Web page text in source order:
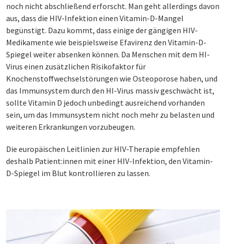
noch nicht abschließend erforscht. Man geht allerdings davon
aus, dass die HIV-Infektion einen Vitamin-D-Mangel
begünstigt. Dazu kommt, dass einige der gängigen HIV-
Medikamente wie beispielsweise Efavirenz den Vitamin-D-
Spiegel weiter absenken können. Da Menschen mit dem HI-
Virus einen zusätzlichen Risikofaktor für
Knochenstoffwechselstörungen wie Osteoporose haben, und
das Immunsystem durch den HI-Virus massiv geschwächt ist,
sollte Vitamin D jedoch unbedingt ausreichend vorhanden
sein, um das Immunsystem nicht noch mehr zu belasten und
weiteren Erkrankungen vorzubeugen.
Die europäischen Leitlinien zur HIV-Therapie empfehlen
deshalb Patient:innen mit einer HIV-Infektion, den Vitamin-
D-Spiegel im Blut kontrollieren zu lassen.